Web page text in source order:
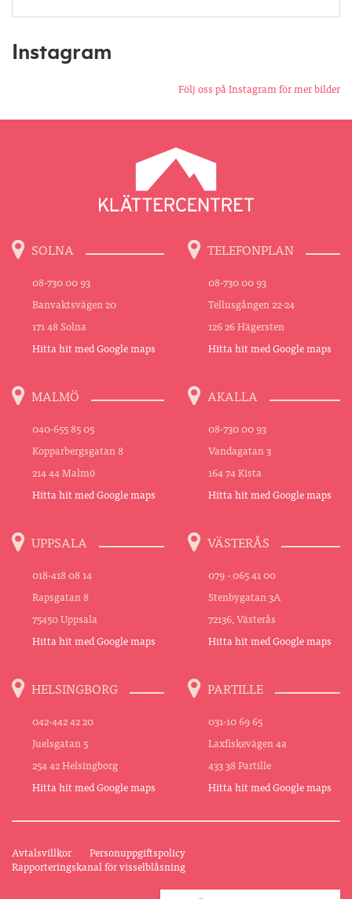
Instagram
Följ oss på Instagram för mer bilder
SOLNA
08-730 00 93
Banvaktsvägen 20
171 48 Solna
Hitta hit med Google maps
TELEFONPLAN
08-730 00 93
Tellusgången 22-24
126 26 Hägersten
Hitta hit med Google maps
MALMÖ
040-655 85 05
Kopparbergsgatan 8
214 44 Malmö
Hitta hit med Google maps
AKALLA
08-730 00 93
Vandagatan 3
164 74 Kista
Hitta hit med Google maps
UPPSALA
018-418 08 14
Rapsgatan 8
75450 Uppsala
Hitta hit med Google maps
VÄSTERÅS
079 - 065 41 00
Stenbygatan 3A
72136, Västerås
Hitta hit med Google maps
HELSINGBORG
042-442 42 20
Juelsgatan 5
254 42 Helsingborg
Hitta hit med Google maps
PARTILLE
031-10 69 65
Laxfiskevägen 4a
433 38 Partille
Hitta hit med Google maps
Avtalsvillkor
Personuppgiftspolicy
Rapporteringskanal för visselblåsning